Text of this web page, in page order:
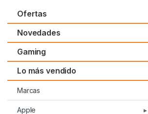
Ofertas
Novedades
Gaming
Lo más vendido
Marcas
Apple